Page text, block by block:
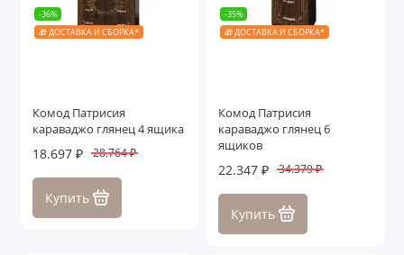
-36%
🎁 ДОСТАВКА И СБОРКА*
Комод Патрисия
караваджо глянец 4 ящика
18.697 ₽ 28.764 ₽
Купить
-35%
🎁 ДОСТАВКА И СБОРКА*
Комод Патрисия
караваджо глянец 6
ящиков
22.347 ₽ 34.379 ₽
Купить